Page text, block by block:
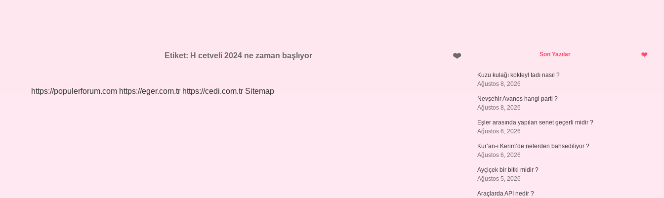
Etiket: H cetveli 2024 ne zaman başlıyor
https://populerforum.com https://eger.com.tr https://cedi.com.tr Sitemap
SidebarSon Yazılar
Kuzu kulağı kokteyl tadı nasıl ?
Ağustos 8, 2026
Nevşehir Avanos hangi parti ?
Ağustos 8, 2026
Eşler arasında yapılan senet geçerli midir ?
Ağustos 6, 2026
Kur’an-ı Kerim’de nelerden bahsediliyor ?
Ağustos 6, 2026
Ayçiçek bir bitki midir ?
Ağustos 5, 2026
Araçlarda API nedir ?